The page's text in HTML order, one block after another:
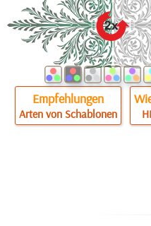
Empfehlungen
Arten von Schablonen